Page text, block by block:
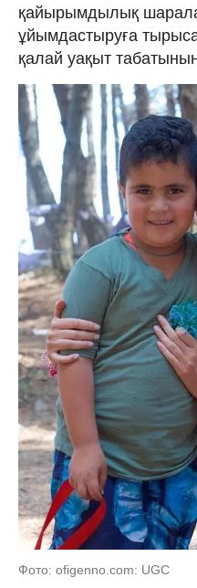
қайырымдылық
ұйымдастыруға
қалай уақыт
Фото: ofigenno.com: UGC